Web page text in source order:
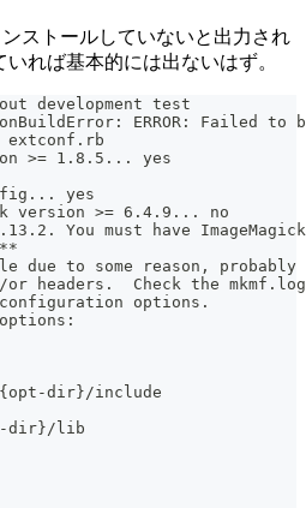
ンストールしていないと出力され
れば基本的には出ないはず。
development test
ERROR: Failed to
extconf.rb
>= 1.8.5... yes
yes
version >= 6.4.9... no
You must have
due to some reason,
headers.  Check the
options.
dir}/include
dir}/lib